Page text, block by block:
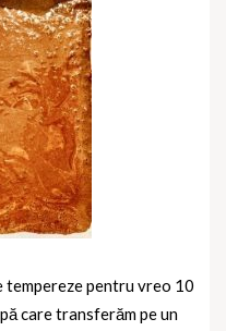
tempereze pentru vreo 10
care transferăm pe un